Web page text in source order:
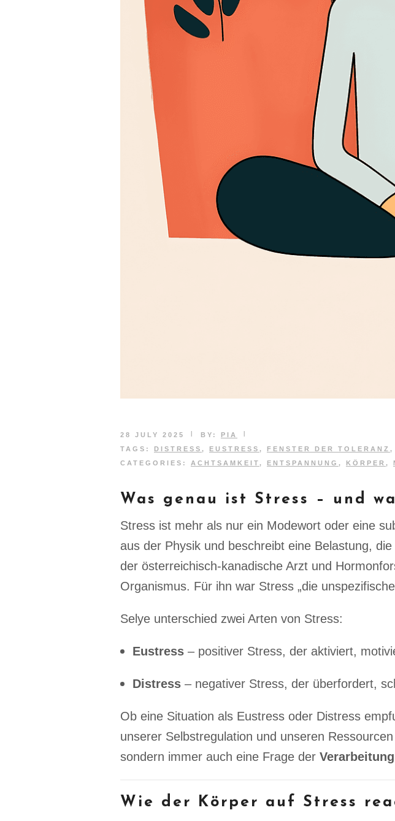
28 JULY 2025 BY: PIA
TAGS: DISTRESS , EUSTRESS , FENSTER DER TOLERANZ ,
CATEGORIES: ACHTSAMKEIT , ENTSPANNUNG , KÖRPER ,
Was genau ist Stress – und
Stress ist mehr als nur ein Modewort oder eine
aus der Physik und beschreibt eine Belastung,
der österreichisch-kanadische Arzt und
Organismus. Für ihn war Stress „die
Selye unterschied zwei Arten von Stress:
Eustress – positiver Stress, der aktiviert,
Distress – negativer Stress, der überfordert,
Ob eine Situation als Eustress oder Distress
unserer Selbstregulation und unseren
sondern immer auch eine Frage der Verarbeitung
Wie der Körper auf Stress